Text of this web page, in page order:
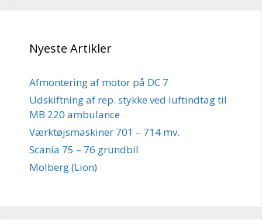
Nyeste Artikler
Afmontering af motor på DC 7
Udskiftning af rep. stykke ved luftindtag til
MB 220 ambulance
Værktøjsmaskiner 701 – 714 mv.
Scania 75 – 76 grundbil
Molberg (Lion)